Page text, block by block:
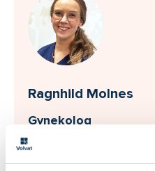
Ragnhild Molnes
Gynekolog
Volvat Spiren Trondheim